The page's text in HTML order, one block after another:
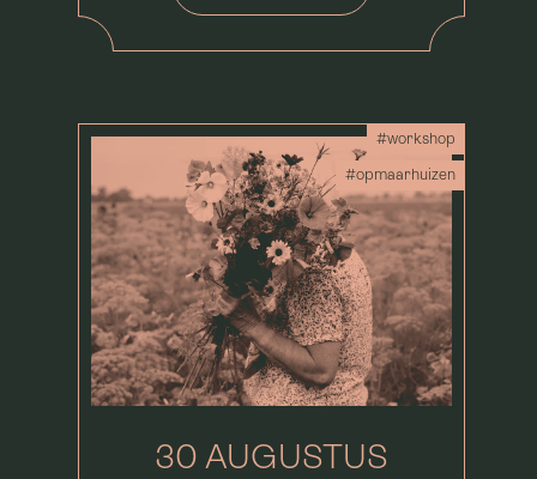
#workshop
#opmaarhuizen
30 AUGUSTUS